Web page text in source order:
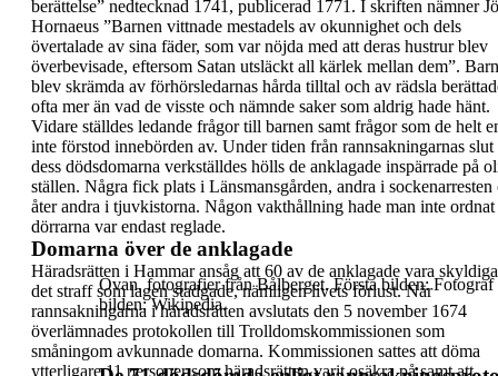
Ovan, fotografier från Bålberget.Första bilden:
bilden: Wikipedia.
berättelse” nedtecknad 1741, publicerad 1771. I skriften nämner
Hornaeus ”Barnen vittnade mestadels av okunnighet och dels
övertalade av sina fäder, som var nöjda med att deras hustrur blev
överbevisade, eftersom Satan utsläckt all kärlek mellan dem”.
blev skrämda av förhörsledarnas hårda tilltal och av rädsla
ofta mer än vad de visste och nämnde saker som aldrig hade hänt.
Vidare ställdes ledande frågor till barnen samt frågor som de helt
inte förstod innebörden av. Under tiden från rannsakningarnas
dess dödsdomarna verkställdes hölls de anklagade inspärrade på
ställen. Några fick plats i Länsmansgården, andra i sockenarresten
återandra i tjuvkistorna. Någon vakthållning hade man inte ordnat
dörrarna var endast reglade.
Domarna över de anklagade
Häradsrätten i Hammar ansåg att 60 av de anklagade vara
det straff som lagenstadgade, nämligen livets förlust.När
rannsakningarna i häradsrätten avslutats den 5 november 1674
överlämnades protokollen till Trolldomskommissionen som
småningom avkunnade domarna. Kommissionen sattes att döma
ytterligare11personer som häradsrätten varitosäkra på samt att